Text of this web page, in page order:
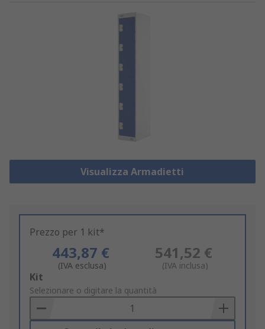
Visualizza Armadietti
Prezzo per 1 kit*
443,87 €
(IVA esclusa)
541,52 €
(IVA inclusa)
Add
to
Basket
Kit
Selezionare o digitare la quantità